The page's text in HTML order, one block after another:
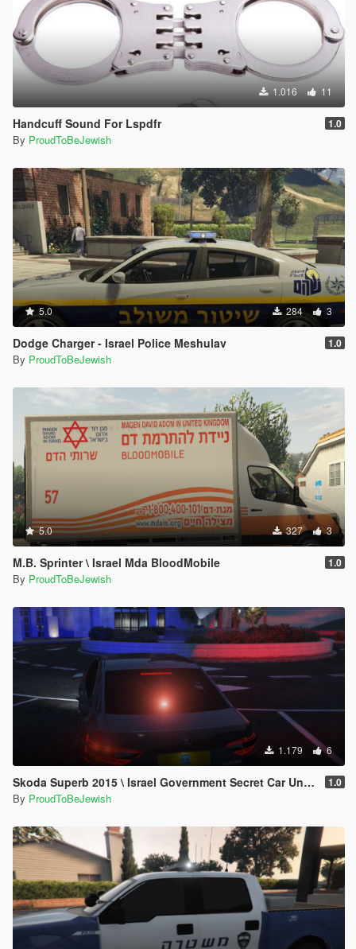
1.016 11
Handcuff Sound For Lspdfr 1.0
By ProudToBeJewish
5.0 284 3
Dodge Charger - Israel Police Meshulav 1.0
By ProudToBeJewish
5.0 327 3
M.B. Sprinter \ Israel Mda BloodMobile 1.0
By ProudToBeJewish
1.179 6
Skoda Superb 2015 \ Israel Government Secret Car Unmarked [Replace] 1.0
By ProudToBeJewish